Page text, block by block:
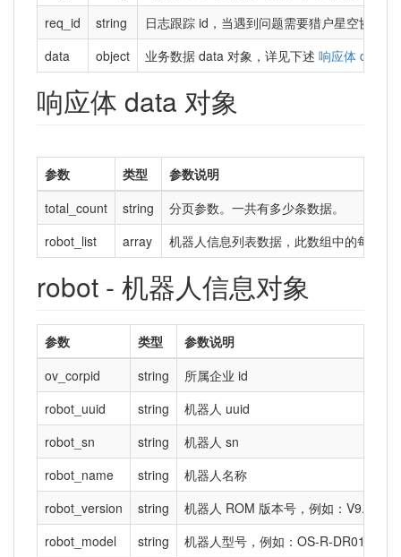
req_id
string
日志跟踪 id，当遇到问题需要猎户星空协助
data
object 业务数据 data 对象，详见下述 响应体 data
响应体 data 对象
参数 类型
参数说明
total_count
string
分页参数。一共有多少条数据。
robot_list
array 机器人信息列表数据，此数组中的每个
robot - 机器人信息对象
参数 类型
参数说明
ov_corpid
string
所属企业 id
robot_uuid
string
机器人 uuid
robot_sn
string
机器人 sn
robot_name
string
机器人名称
robot_version
string
机器人 ROM 版本号，例如：
robot_model
string
机器人型号，例如：OS-R-DR01S